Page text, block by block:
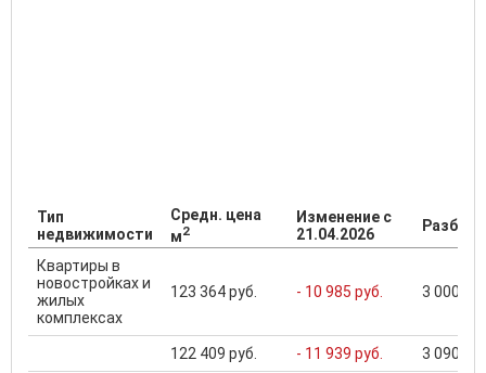
Тип
недвижимости
Средн. цена
м2
Изменение с
21.04.2026
Квартиры в
новостройках и
жилых
комплексах
123 364 руб. - 10 985 руб. 3 000
122 409 руб. - 11 939 руб. 3 090